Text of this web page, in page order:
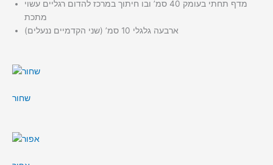
מדף תחתי בעומק 40 סמ’ ובו חיתוך במרכז להדום רגליים עשוי
מתכת
ארבעה גלגלי 10 סמ’ (שני הקדמיים ננעלים)
שחור